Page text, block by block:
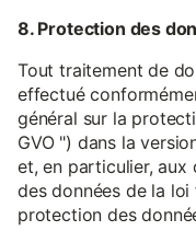
8. Protection des
Tout traitement de
effectué
général sur la
GVO ") dans la
et, en particulier,
des données de la
protection des